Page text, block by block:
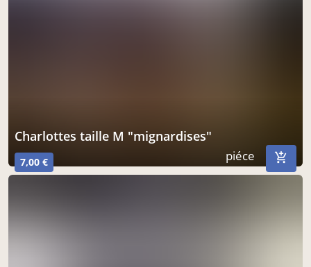
charlottes taille M "mignardises"
7,00 € piéce